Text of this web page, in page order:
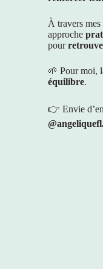
À travers
approche
pour
🌱 Pour moi,
équilibre.
👉 Envie